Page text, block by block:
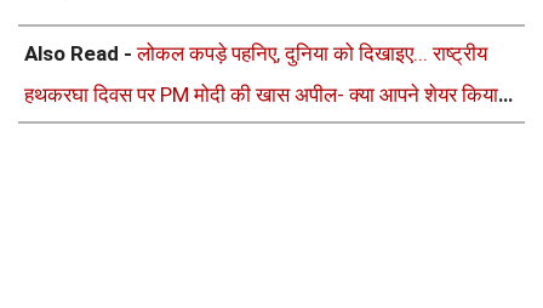
Also Read -लोकल कपड़े पहनिए, दुनिया को दिखाइए... राष्ट्रीय
हथकरघा दिवस पर PM मोदी की खास अपील- क्या आपने शेयर किया